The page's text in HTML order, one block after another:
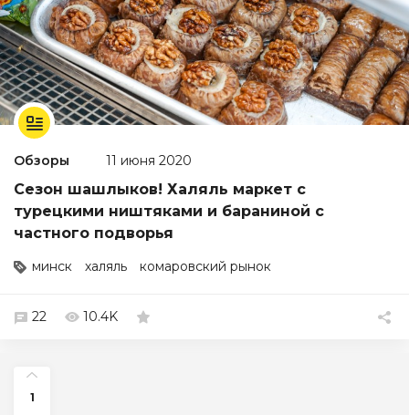
Обзоры 11 июня 2020
Сезон шашлыков! Халяль маркет с
турецкими ништяками и бараниной с
частного подворья
минск халяль комаровский рынок
22 10.4K
1